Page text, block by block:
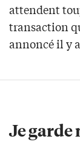
attendent
transaction
annoncé il y
Je garde